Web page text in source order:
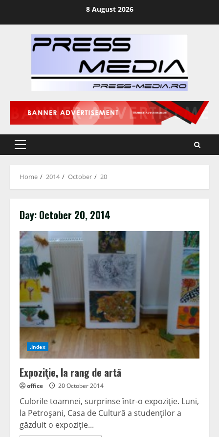
8 August 2026
Primary
Home 2014 October 20
Day: October 20, 2014
.Index
Expoziţie, la rang de artă
office 20 October 2014
Culorile toamnei, surprinse într-o expoziţie. Luni,
la Petroşani, Casa de Cultură a studenţilor a
găzduit o expoziţie...